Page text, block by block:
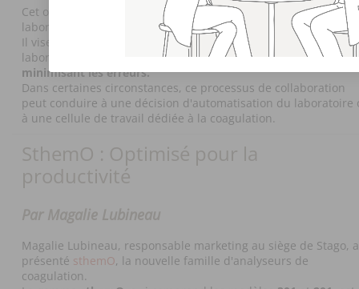
Cet outil innovant vise à optimiser les flux de travail des
laboratoires pour atteindre leur plein potentiel.
Il vise à augmenter de manière significative l'efficacité des
laboratoires en
réduisant les délais d'exécution
et en
minimisant les erreurs.
Dans certaines circonstances, ce processus de collaboration
peut conduire à une décision d'automatisation du laboratoire
à une cellule de travail dédiée à la coagulation.
SthemO : Optimisé pour la
productivité
Par Magalie Lubineau
Magalie Lubineau, responsable marketing au siège de Stago, a
présenté sthemO, la nouvelle famille d'analyseurs de
coagulation.